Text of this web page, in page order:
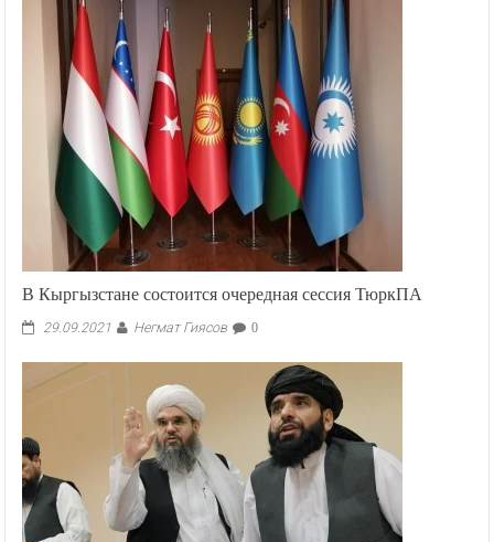
В Кыргызстане состоится очередная сессия ТюркПА
29.09.2021 Негмат Гиясов 0